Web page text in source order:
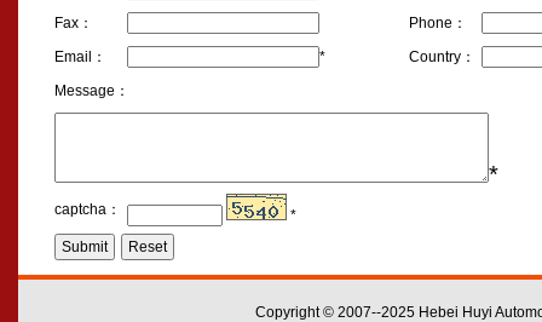
Fax：
Phone：
Email：
*
Country：
Message：
*
captcha： *
Copyright © 2007--2025 Hebei Huyi